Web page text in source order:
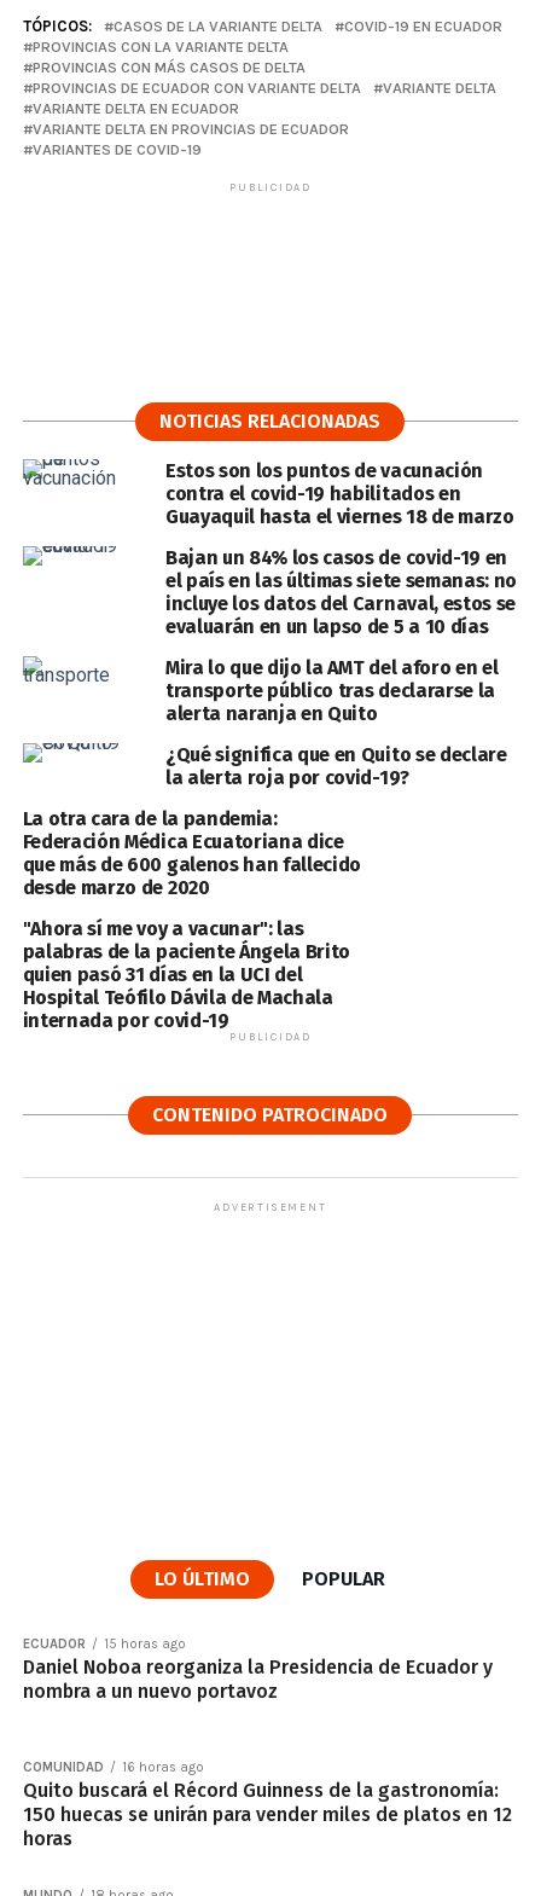
TÓPICOS: CASOS DE LA VARIANTE DELTA
COVID-19 EN ECUADOR
PROVINCIAS CON LA VARIANTE DELTA
PROVINCIAS CON MÁS CASOS DE DELTA
PROVINCIAS DE ECUADOR CON VARIANTE DELTA
VARIANTE DELTA
VARIANTE DELTA EN ECUADOR
VARIANTE DELTA EN PROVINCIAS DE ECUADOR
VARIANTES DE COVID-19
PUBLICIDAD
NOTICIAS RELACIONADAS
Estos son los puntos de vacunación
contra el covid-19 habilitados en
Guayaquil hasta el viernes 18 de marzo
Bajan un 84% los casos de covid-19 en
el país en las últimas siete semanas: no
incluye los datos del Carnaval, estos se
evaluarán en un lapso de 5 a 10 días
Mira lo que dijo la AMT del aforo en el
transporte público tras declararse la
alerta naranja en Quito
¿Qué significa que en Quito se declare
la alerta roja por covid-19?
La otra cara de la pandemia:
Federación Médica Ecuatoriana dice
que más de 600 galenos han fallecido
desde marzo de 2020
"Ahora sí me voy a vacunar": las
palabras de la paciente Ángela Brito
quien pasó 31 días en la UCI del
Hospital Teófilo Dávila de Machala
internada por covid-19
PUBLICIDAD
CONTENIDO PATROCINADO
ADVERTISEMENT
LO ÚLTIMO POPULAR
ECUADOR 15 horas ago
Daniel Noboa reorganiza la Presidencia de Ecuador y
nombra a un nuevo portavoz
COMUNIDAD 16 horas ago
Quito buscará el Récord Guinness de la gastronomía:
150 huecas se unirán para vender miles de platos en 12
horas